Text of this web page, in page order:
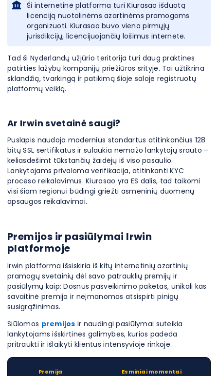
Ši internetinė platforma turi Kiurasao išduotą
licenciją nuotolinėms azartinėms pramogoms
organizuoti. Kiurasao buvo viena pirmųjų
jurisdikcijų, licencijuojančių lošimus internete.
Tad ši Nyderlandų užjūrio teritorija turi daug praktinės
patirties lažybų kompanijų priežiūros srityje. Tai užtikrina
sklandžią, tvarkingą ir patikimą šioje saloje registruotų
platformų veiklą.
Ar Irwin svetainė saugi?
Puslapis naudoja modernius standartus atitinkančius 128
bitų SSL sertifikatus ir sulaukia nemažo lankytojų srauto –
keliasdešimt tūkstančių žaidėjų iš viso pasaulio.
Lankytojams privaloma verifikacija, atitinkanti KYC
proceso reikalavimus. Kiurasao yra ES dalis, tad taikomi
visi šiam regionui būdingi griežti asmeninių duomenų
apsaugos reikalavimai.
Premijos ir pasiūlymai Irwin
platformoje
Irwin platforma išsiskiria iš kitų internetinių azartinių
pramogų svetainių dėl savo patrauklių premijų ir
pasiūlymų kaip: Dosnus pasveikinimo paketas, unikali kas
savaitinė premija ir neįmanomas atsispirti pinigų
susigrąžinimas.
Siūlomos premijos ir naudingi pasiūlymai suteikia
lankytojams išskirtines galimybes, kurios padeda
pritraukti ir išlaikyti klientus intensyvioje rinkoje.
Premija Esminiai momentai